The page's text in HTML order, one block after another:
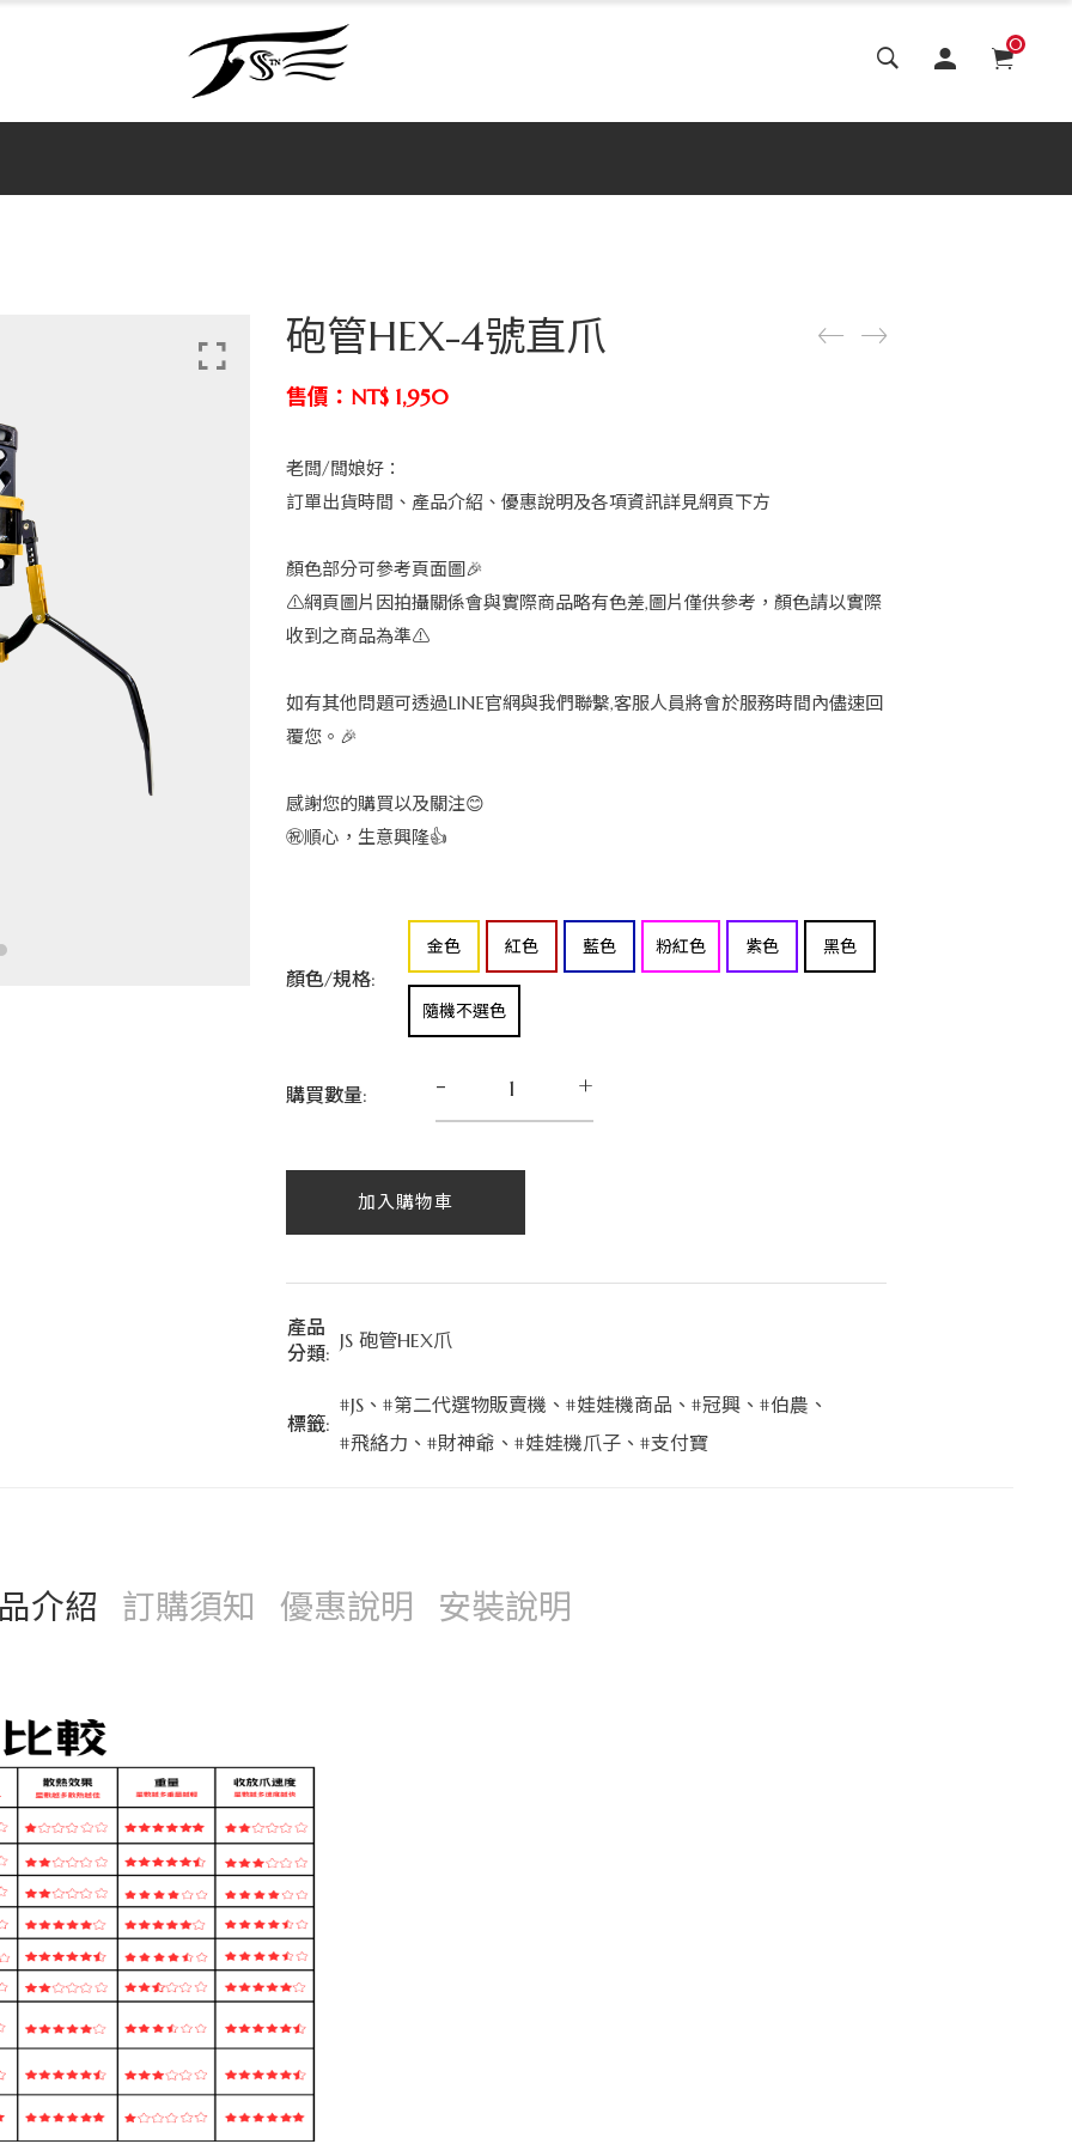
0
砲管HEX-4號直爪
售價：NT$ 1,950
老闆/闆娘好：
訂單出貨時間、產品介紹、優惠說明及各項資訊詳見網頁下方
顏色部分可參考頁面圖🎉
⚠️網頁圖片因拍攝關係會與實際商品略有色差,圖片僅供參考，顏色請以實際
收到之商品為準⚠️
如有其他問題可透過LINE官網與我們聯繫,客服人員將會於服務時間內儘速回
覆您。🎉
感謝您的購買以及關注😊
㊗️順心，生意興隆👍
顏色/規格:
金色 紅色 藍色 粉紅色 紫色 黑色
隨機不選色
購買數量: - +
加入購物車
產品
分類:
JS 砲管HEX爪
標籤:
#JS、 #第二代選物販賣機 、 #娃娃機商品 、 #冠興、 #伯農 、
#飛絡力 、 #財神爺 、 #娃娃機爪子、 #支付寶
介紹 訂購須知 優惠說明 安裝說明